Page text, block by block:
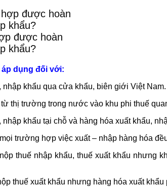
được hoàn
khẩu?
dụng đối với:
khẩu qua cửa khẩu, biên giới Việt Nam.
thị trường trong nước vào khu phi thuế
khẩu tại chỗ và hàng hóa xuất khẩu,
trường hợp việc xuất – nhập hàng hóa
thuế nhập khẩu, thuế xuất khẩu nhưng
thuế xuất khẩu nhưng hàng hóa xuất